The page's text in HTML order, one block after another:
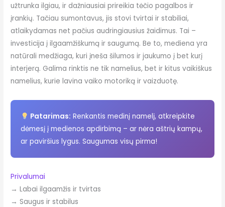
užtrunka ilgiau, ir dažniausiai prireikia tėčio pagalbos ir
įrankių. Tačiau sumontavus, jis stovi tvirtai ir stabiliai,
atlaikydamas net pačius audringiausius žaidimus. Tai –
investicija į ilgaamžiškumą ir saugumą. Be to, mediena yra
natūrali medžiaga, kuri įneša šilumos ir jaukumo į bet kurį
interjerą. Galima rinktis ne tik namelius, bet ir kitus vaikiškus
namelius, kurie lavina vaiko motoriką ir vaizduotę.
Patarimas: Renkantis medinį namelį, atkreipkite
dėmesį į medienos apdirbimą – ar nėra aštrių kampų,
ar paviršius lygus. Saugumas visų pirma!
Privalumai
→ Labai ilgaamžis ir tvirtas
→ Saugus ir stabilus